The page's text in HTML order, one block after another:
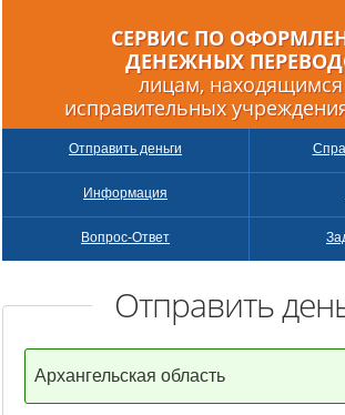
СЕРВИС ПО
ДЕНЕЖНЫХ
лицам,
исправительных
Отправить деньги
Информация
Вопрос-Ответ
Отправить